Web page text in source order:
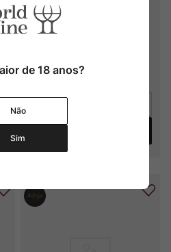
d'Or Extra-Brut NV
599
5 xR$119
de 18 anos?
Não
Sim